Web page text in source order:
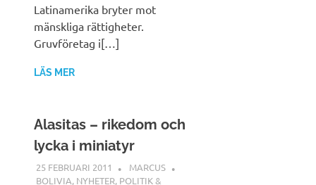
Latinamerika bryter mot
mänskliga rättigheter.
Gruvföretag i[…]
LÄS MER
Alasitas – rikedom och
lycka i miniatyr
25 FEBRUARI 2011
MARCUS
BOLIVIA, NYHETER, POLITIK &